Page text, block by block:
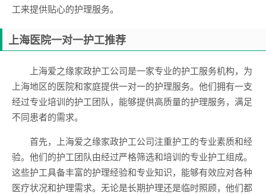
工来提供贴心的护理服务。
上海医院一对一护工推荐
上海爱之缘家政护工公司是一家专业的护工服务机构，为
上海地区的医院和家庭提供一对一的护理服务。他们拥有一支
经过专业培训的护工团队，能够提供高质量的护理服务，满足
不同患者的需求。
首先，上海爱之缘家政护工公司注重护工的专业素质和经
验。他们的护工团队由经过严格筛选和培训的专业护工组成。
这些护工具备丰富的护理经验和专业知识，能够有效应对各种
医疗状况和护理需求。无论是长期护理还是临时照顾，他们都